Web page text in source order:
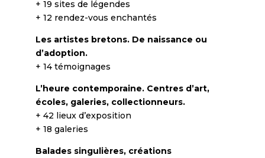
+ 19 sites de légendes
+ 12 rendez-vous enchantés
Les artistes bretons. De naissance ou
d’adoption.
+ 14 témoignages
L’heure contemporaine. Centres d’art,
écoles, galeries, collectionneurs.
+ 42 lieux d’exposition
+ 18 galeries
Balades singulières, créations